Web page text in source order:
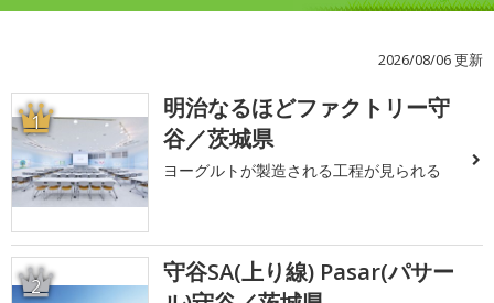
2026/08/06 更新
1
明治なるほどファクトリー守
谷／茨城県
ヨーグルトが製造される工程が見られる
2
守谷SA(上り線) Pasar(パサー